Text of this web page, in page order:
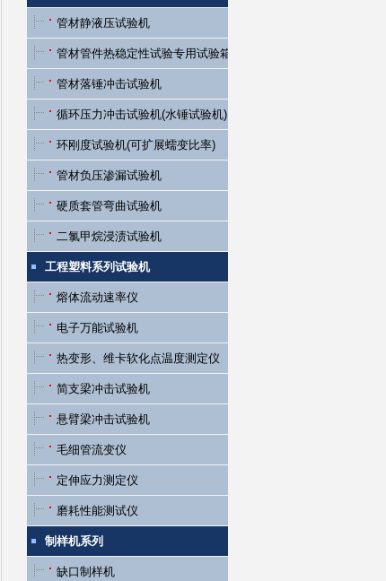
管材静液压试验机
管材管件热稳定性试验专用试验箱
管材落锤冲击试验机
循环压力冲击试验机(水锤试验机)
环刚度试验机(可扩展蠕变比率)
管材负压渗漏试验机
硬质套管弯曲试验机
二氯甲烷浸渍试验机
工程塑料系列试验机
熔体流动速率仪
电子万能试验机
热变形、维卡软化点温度测定仪
简支梁冲击试验机
悬臂梁冲击试验机
毛细管流变仪
定伸应力测定仪
磨耗性能测试仪
制样机系列
缺口制样机